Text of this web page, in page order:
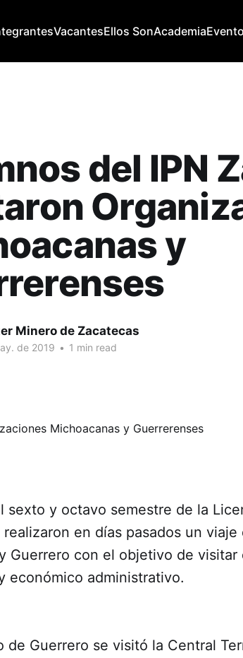
VacantesEllos SonAcademia
del IPN
y
Minero de Zacatecas
de 2019 • 1 min read
sexto y octavo semestre de la
en días pasados un viaje
Guerrero con el objetivo de
económico administrativo.
de Guerrero se visitó la Central